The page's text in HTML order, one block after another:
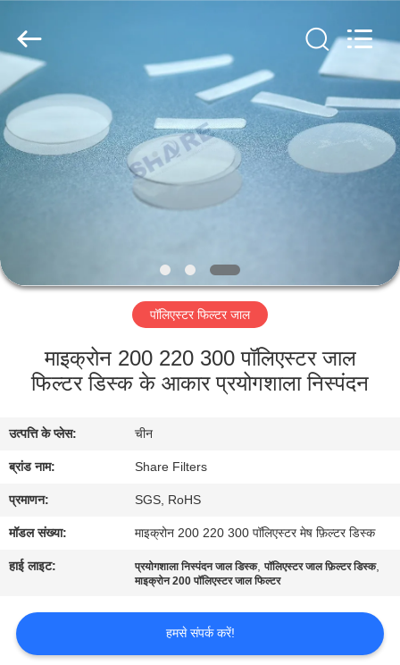
घर
उत्पाद
हमारे
बारे
कारखाने
दौरा
गुणवत्ता
नियंत्रण
संपर्क
करें
Group
Limited.
All
Rights
Reserved.
पॉलिएस्टर फिल्टर जाल
माइक्रोन 200 220 300 पॉलिएस्टर जाल
फिल्टर डिस्क के आकार प्रयोगशाला निस्पंदन
उत्पत्ति के प्लेस: चीन
ब्रांड नाम: Share Filters
प्रमाणन: SGS, RoHS
मॉडल संख्या: माइक्रोन 200 220 300 पॉलिएस्टर मेष फ़िल्टर डिस्क
हाई लाइट: प्रयोगशाला निस्पंदन जाल डिस्क,पॉलिएस्टर जाल फ़िल्टर डिस्क,
माइक्रोन 200 पॉलिएस्टर जाल फिल्टर
हमसे संपर्क करें!